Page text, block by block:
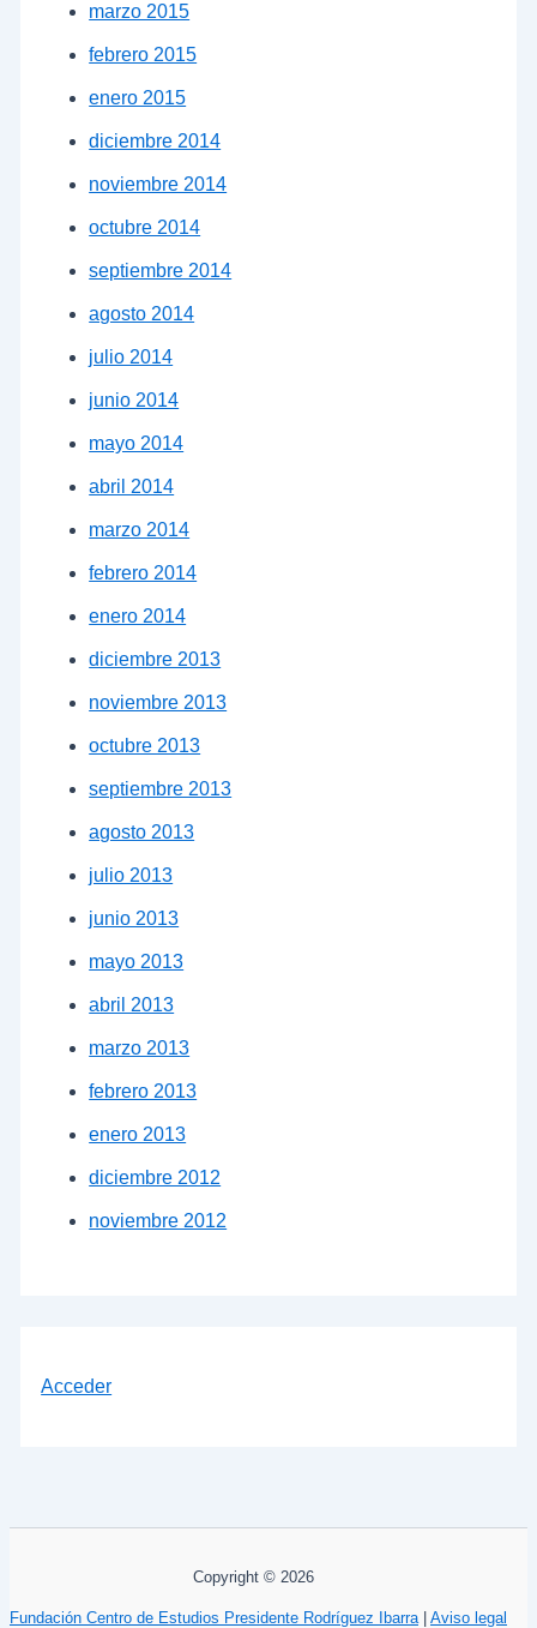
marzo 2015
febrero 2015
enero 2015
diciembre 2014
noviembre 2014
octubre 2014
septiembre 2014
agosto 2014
julio 2014
junio 2014
mayo 2014
abril 2014
marzo 2014
febrero 2014
enero 2014
diciembre 2013
noviembre 2013
octubre 2013
septiembre 2013
agosto 2013
julio 2013
junio 2013
mayo 2013
abril 2013
marzo 2013
febrero 2013
enero 2013
diciembre 2012
noviembre 2012
Acceder
Copyright © 2026
Fundación Centro de Estudios Presidente Rodríguez Ibarra| Aviso legal